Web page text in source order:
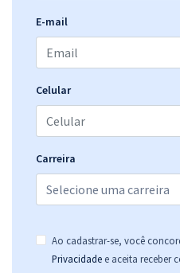
E-mail
Celular
Carreira
Ao cadastrar-se, você
Privacidade e aceita receber